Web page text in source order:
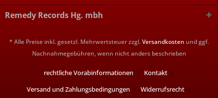
Remedy Records Hg. mbh
* Alle Preise inkl. gesetzl. Mehrwertsteuer zzgl.Versandkosten und ggf.
Nachnahmegebühren, wenn nicht anders beschrieben
rechtliche Vorabinformationen
Kontakt
Versand und Zahlungsbedingungen
Widerrufsrecht